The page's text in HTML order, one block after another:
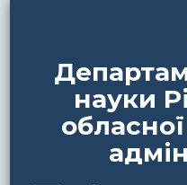
науки